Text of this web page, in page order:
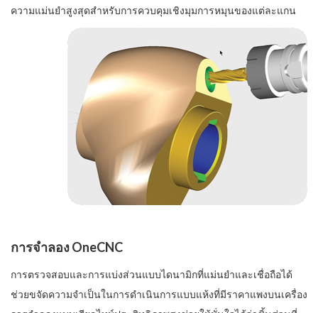
ความแม่นยำสูงสุดสำหรับการควบคุมเชิงมุมการหมุนของแต่ละแกน
การจำลอง OneCNC
การตรวจสอบและการแบ่งส่วนแบบไดนามิกที่แม่นยำและเชื่อถือได้
ช่วยขจัดความจำเป็นในการดำเนินการแบบแห้งที่มีราคาแพงบนเครื่อง